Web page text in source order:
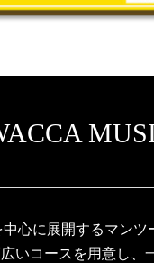
心に展開するマン
いコースを用意し